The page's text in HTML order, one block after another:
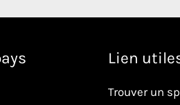
Lien
Trouver un